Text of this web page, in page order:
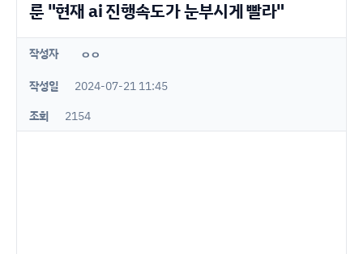
룬 "현재 ai 진행속도가 눈부시게 빨라"
작성자 ㅇㅇ
작성일
2024-07-21 11:45
조회
2154